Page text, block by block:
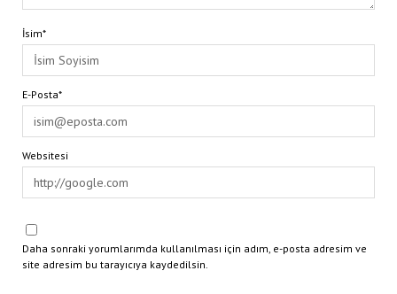
İsim*
E-Posta*
Websitesi
Daha sonraki yorumlarımda kullanılması için adım, e-posta adresim ve
site adresim bu tarayıcıya kaydedilsin.